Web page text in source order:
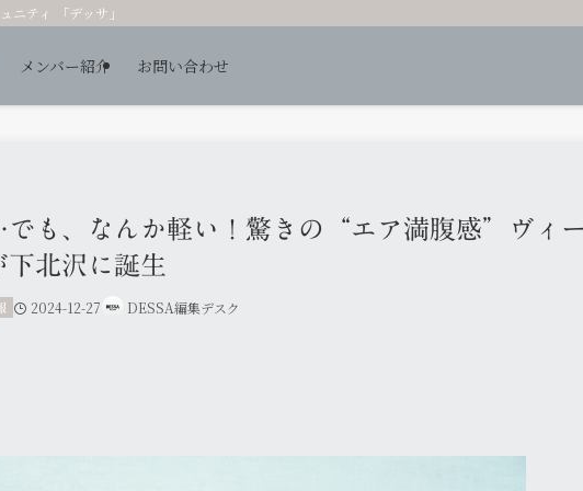
ニティ 「デッサ」
メンバー紹介 お問い合わせ
も、なんか軽い！驚きの“エア満腹感”ヴィ
下北沢に誕生
2024-12-27 DESSA編集デスク